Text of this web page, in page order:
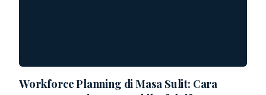
Workforce Planning di Masa Sulit: Cara